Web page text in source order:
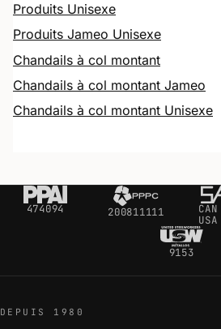
Produits Unisexe
Produits Jameo Unisexe
Chandails à col montant
Chandails à col montant Jameo
Chandails à col montant Unisexe
474094 200811111
9153
DEPUIS 1980